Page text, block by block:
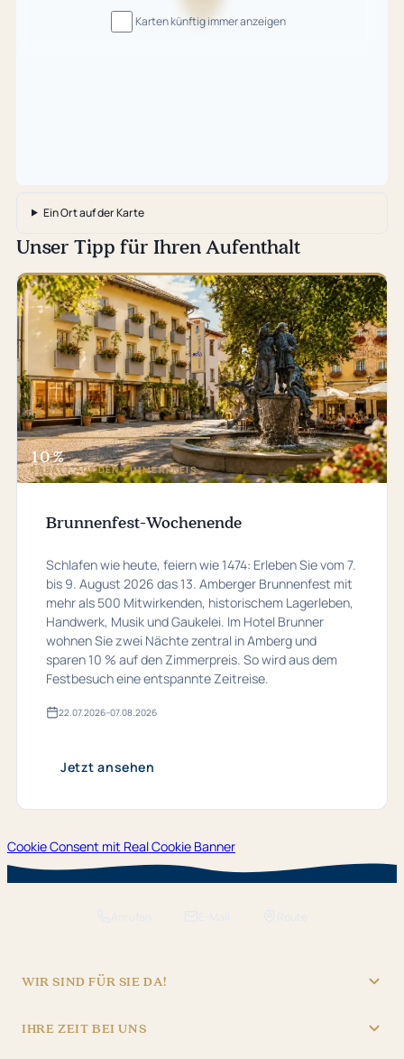
Karten künftig immer anzeigen
wird
Ein Ort auf der Karte
Unser Tipp für Ihren Aufenthalt
10 %
RABATT AUF DEN ZIMMERPREIS
Brunnenfest-Wochenende
Schlafen wie heute, feiern wie 1474: Erleben Sie vom 7.
bis 9. August 2026 das 13. Amberger Brunnenfest mit
mehr als 500 Mitwirkenden, historischem Lagerleben,
Handwerk, Musik und Gaukelei. Im Hotel Brunner
wohnen Sie zwei Nächte zentral in Amberg und
sparen 10 % auf den Zimmerpreis. So wird aus dem
Festbesuch eine entspannte Zeitreise.
22.​07.​2026–07.​08.​2026
Gültig
2026Jetzt ansehen
Cookie Consent mit Real Cookie Banner
WIR SIND FÜR SIE DA!
IHRE ZEIT BEI UNS